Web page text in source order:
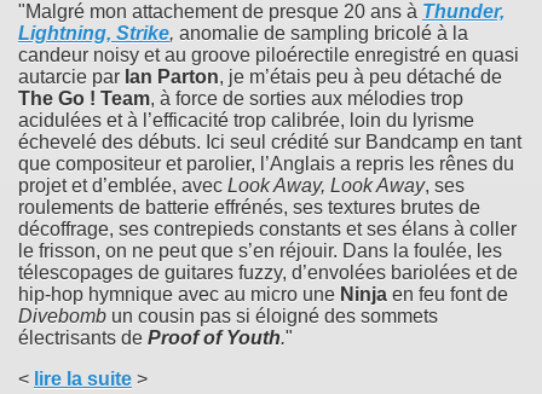
"Malgré mon attachement de presque 20 ans à Thunder,
Lightning, Strike, anomalie de sampling bricolé à la
candeur noisy et au groove piloérectile enregistré en quasi
autarcie par Ian Parton, je m’étais peu à peu détaché de
The Go ! Team, à force de sorties aux mélodies trop
acidulées et à l’efficacité trop calibrée, loin du lyrisme
échevelé des débuts. Ici seul crédité sur Bandcamp en tant
que compositeur et parolier, l’Anglais a repris les rênes du
projet et d’emblée, avec Look Away, Look Away, ses
roulements de batterie effrénés, ses textures brutes de
décoffrage, ses contrepieds constants et ses élans à coller
le frisson, on ne peut que s’en réjouir. Dans la foulée, les
télescopages de guitares fuzzy, d’envolées bariolées et de
hip-hop hymnique avec au micro une Ninja en feu font de
Divebomb un cousin pas si éloigné des sommets
électrisants de Proof of Youth."
< lire la suite >